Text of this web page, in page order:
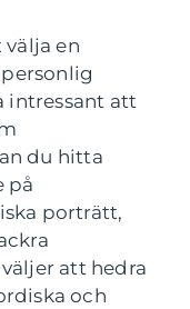
en
intressant att
du hitta
på
porträtt,
att hedra
och